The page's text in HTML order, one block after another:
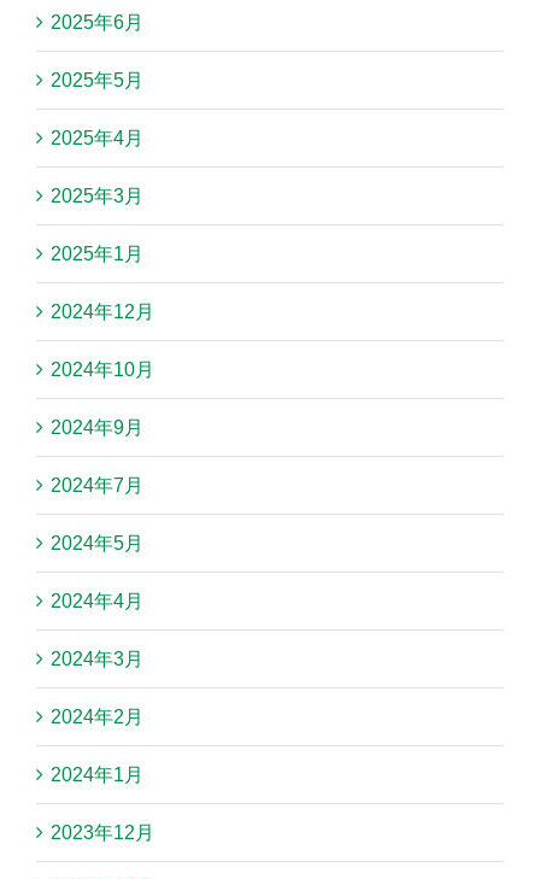
2025年6月
2025年5月
2025年4月
2025年3月
2025年1月
2024年12月
2024年10月
2024年9月
2024年7月
2024年5月
2024年4月
2024年3月
2024年2月
2024年1月
2023年12月